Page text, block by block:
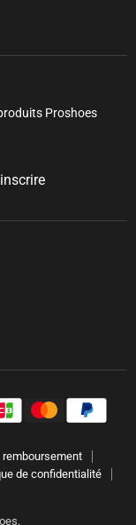
Proshoes
remboursement
de confidentialité